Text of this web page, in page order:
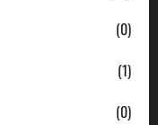
(0)
(1)
(0)